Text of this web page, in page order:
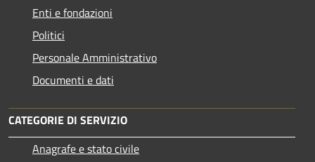
Enti e fondazioni
Politici
Personale Amministrativo
Documenti e dati
CATEGORIE DI SERVIZIO
Anagrafe e stato civile